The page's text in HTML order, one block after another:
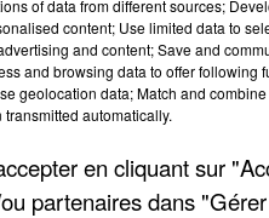
salle de
Les victimes seront
utilisées". Pour rappel
100 patients par an,
of data from different sources;
content; Use limited data to
and content; Save and
and browsing data to offer
geolocation data; Match and
automatically.
en cliquant sur
partenaires dans